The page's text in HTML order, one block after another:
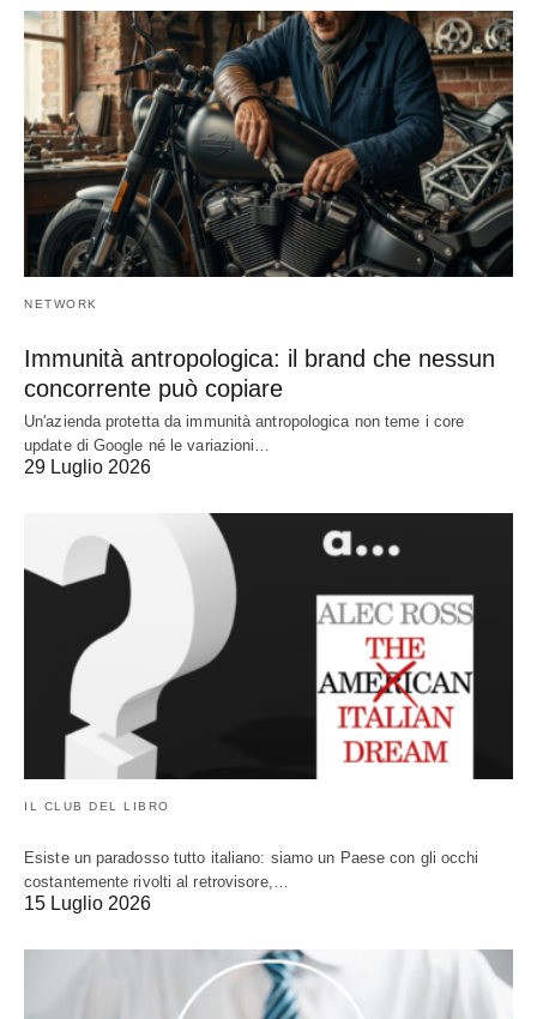
NETWORK
Immunità antropologica: il brand che nessun
concorrente può copiare
Un'azienda protetta da immunità antropologica non teme i core
update di Google né le variazioni…
29 Luglio 2026
IL CLUB DEL LIBRO
Esiste un paradosso tutto italiano: siamo un Paese con gli occhi
costantemente rivolti al retrovisore,…
15 Luglio 2026